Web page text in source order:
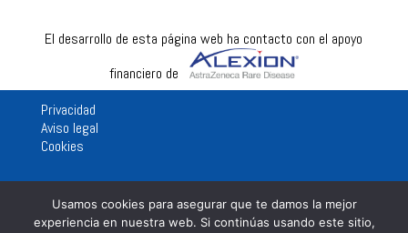
El desarrollo de esta página web ha contacto con el apoyo
financiero de
Privacidad
Aviso legal
Cookies
Usamos cookies para asegurar que te damos la mejor
experiencia en nuestra web. Si continúas usando este sitio,